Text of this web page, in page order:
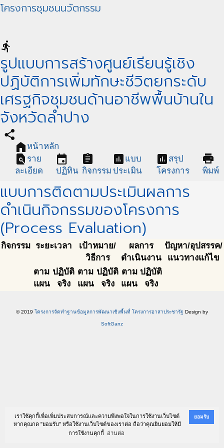
เราใช้คุกกี้เพื่อเพิ่มประสบการณ์และความพึงพอใจในการใช้งานเว็บไซต์
หากคุณกด "ยอมรับ" หรือใช้งานเว็บไซต์ของเราต่อ ถือว่าคุณยินยอมให้มี
การใช้งานคุกกี้
อ่านต่อ
ยอมรับ
โครงการชุมชนนวัตกรรม
directions_run
รูปแบบการสร้างศูนย์เรียนรู้เชิง
ปฏิบัติการเพิ่มทักษะชีวิตยกระดับ
เศรฐกิจชุมชนด้านอาชีพพื้นบ้านใน
จังหวัดลำปาง
share
home หน้าหลัก
find_in_page ราย
ละเอียด
event
ปฏิทิน
assignment
กิจกรรม
assessment แบบ
ประเมิน
assessment สรุป
โครงการ
print
พิมพ์
แบบการติดตามประเมินผลการ
ดำเนินกิจกรรมของโครงการ
(Process Evaluation)
กิจกรรม ระยะเวลา
เป้าหมาย/
วิธีการ
ผลการ
ดำเนินงาน
ปัญหา/อุปสรรค/
แนวทางแก้ไข
ตาม
แผน
ปฏิบัติ
จริง
ตาม
แผน
ปฏิบัติ
จริง
ตาม
แผน
ปฏิบัติ
จริง
© 2019 โครงการจัดทำฐานข้อมูลการพัฒนาเชิงพื้นที่ โครงการอาสาประชารัฐ Design by
SoftGanz